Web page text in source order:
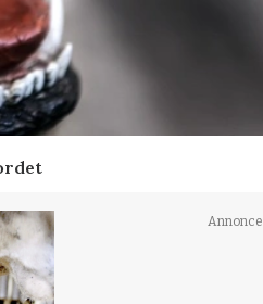
Annonce